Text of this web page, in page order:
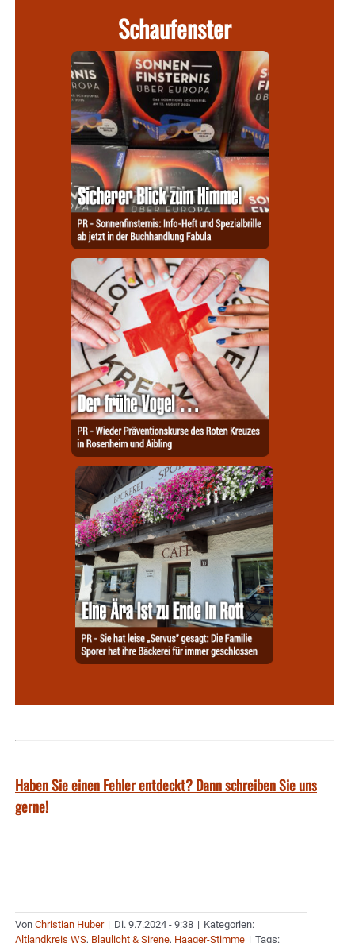
Schaufenster
Haben Sie einen Fehler entdeckt? Dann schreiben Sie uns
gerne!
Von Christian Huber | Di. 9.7.2024 - 9:38 | Kategorien:
Altlandkreis WS, Blaulicht & Sirene, Haager-Stimme | Tags: